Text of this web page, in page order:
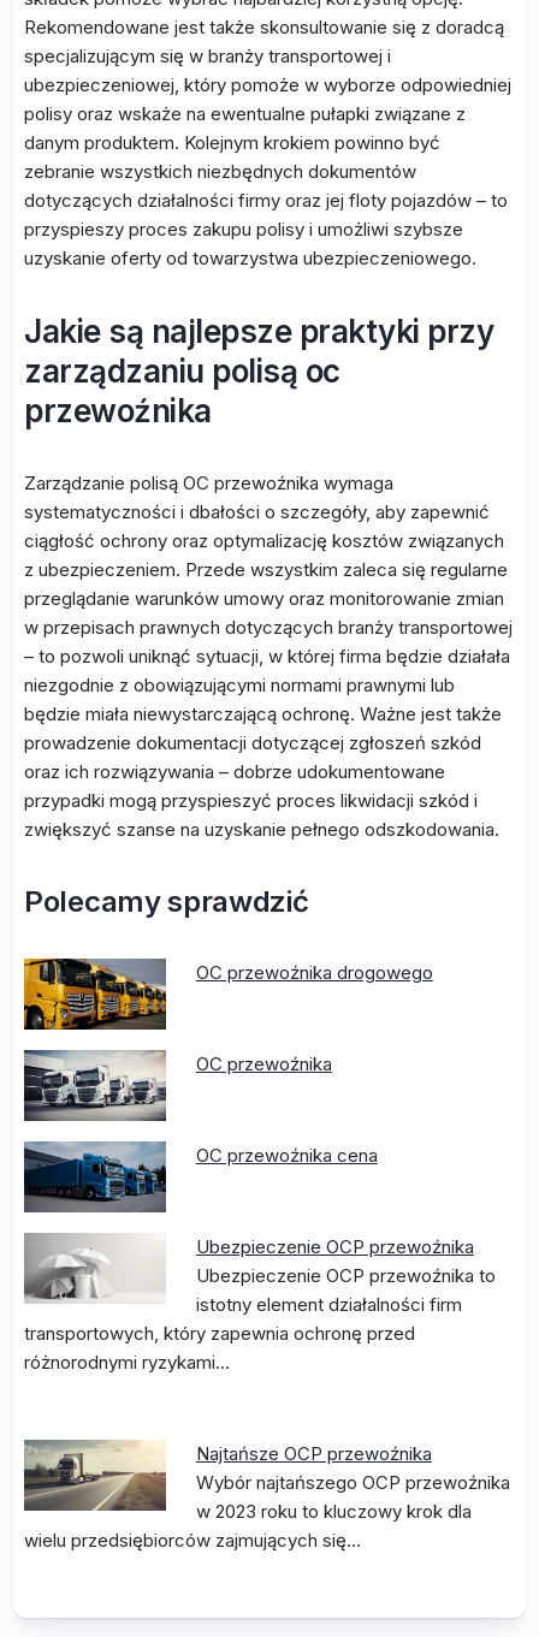
Rekomendowane jest także skonsultowanie się z doradcą
specjalizującym się w branży transportowej i
ubezpieczeniowej, który pomoże w wyborze odpowiedniej
polisy oraz wskaże na ewentualne pułapki związane z
danym produktem. Kolejnym krokiem powinno być
zebranie wszystkich niezbędnych dokumentów
dotyczących działalności firmy oraz jej floty pojazdów – to
przyspieszy proces zakupu polisy i umożliwi szybsze
uzyskanie oferty od towarzystwa ubezpieczeniowego.
Jakie są najlepsze praktyki przy
zarządzaniu polisą oc
przewoźnika
Zarządzanie polisą OC przewoźnika wymaga
systematyczności i dbałości o szczegóły, aby zapewnić
ciągłość ochrony oraz optymalizację kosztów związanych
z ubezpieczeniem. Przede wszystkim zaleca się regularne
przeglądanie warunków umowy oraz monitorowanie zmian
w przepisach prawnych dotyczących branży transportowej
– to pozwoli uniknąć sytuacji, w której firma będzie działała
niezgodnie z obowiązującymi normami prawnymi lub
będzie miała niewystarczającą ochronę. Ważne jest także
prowadzenie dokumentacji dotyczącej zgłoszeń szkód
oraz ich rozwiązywania – dobrze udokumentowane
przypadki mogą przyspieszyć proces likwidacji szkód i
zwiększyć szanse na uzyskanie pełnego odszkodowania.
Polecamy sprawdzić
OC przewoźnika drogowego
OC przewoźnika
OC przewoźnika cena
Ubezpieczenie OCP przewoźnika
Ubezpieczenie OCP przewoźnika to
istotny element działalności firm
transportowych, który zapewnia ochronę przed
różnorodnymi ryzykami…
Najtańsze OCP przewoźnika
Wybór najtańszego OCP przewoźnika
w 2023 roku to kluczowy krok dla
wielu przedsiębiorców zajmujących się…